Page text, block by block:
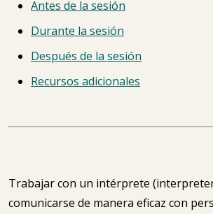
Antes de la sesión
Durante la sesión
Después de la sesión
Recursos adicionales
Trabajar con un intérprete
comunicarse de manera eficaz con